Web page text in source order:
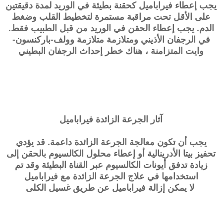
يجب إعطاء فيراباميل كحقنة بطيئة في الوريد لمدة دقيقتين
على الأقل تحت مراقبة مستمرة لتخطيط القلب وضغط
الدم. يجب إعطاء الحقن في الوريد من قبل الطبيب فقط.
في الرجفان الأذيني ومتلازمة متلازمة وولف-باركنسون-
وايت المتزامنة ، هناك خطر إحداث الرجفان البطيني
آثار الجرعة الزائدة فيراباميل
يجب أن تكون معالجة الجرعة الزائدة داعمة. قد يؤدي
تحفيز بيتا الأدرينالية أو إعطاء محلول الكالسيوم بالحقن إلى
زيادة تدفق أيونات الكالسيوم عبر القناة البطيئة وقد تم
استخدامها في علاج الجرعة الزائدة مع فيراباميل
لا يمكن إزالة فيراباميل عن طريق غسيل الكلى